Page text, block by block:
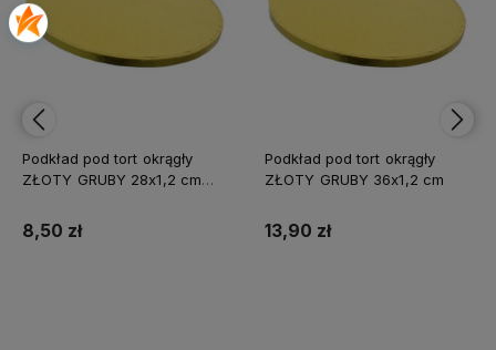
Podkład pod tort okrągły
ZŁOTY GRUBY 28x1,2 cm
8,50 zł
Podkład pod tort okrągły
ZŁOTY GRUBY 36x1,2 cm
13,90 zł